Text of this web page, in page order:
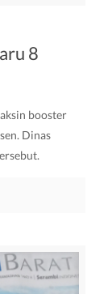
8
booster
Dinas